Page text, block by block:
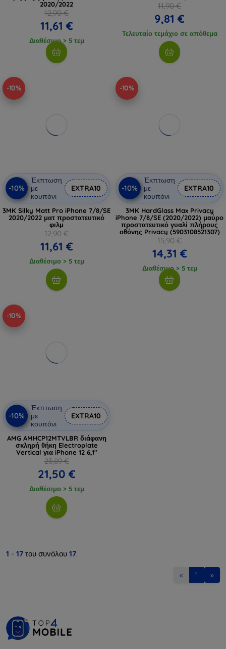
2020/2022
12,90 €
11,61 €
Διαθέσιμο > 5 τεμ
11,90 €
9,81 €
Τελευταίο τεμάχιο σε απόθεμα
-10%
-10%
Έκπτωση
με
κουπόνι
EXTRA10
3MK Silky Matt Pro iPhone 7/8/SE
2020/2022 ματ προστατευτικό
φιλμ
12,90 €
11,61 €
Διαθέσιμο > 5 τεμ
-10%
-10%
Έκπτωση
με
κουπόνι
EXTRA10
3MK HardGlass Max Privacy
iPhone 7/8/SE (2020/2022) μαύρο
προστατευτικό γυαλί πλήρους
οθόνης Privacy (5903108521307)
15,90 €
14,31 €
Διαθέσιμο > 5 τεμ
-10%
-10%
Έκπτωση
με
κουπόνι
EXTRA10
AMG AMHCP12MTVLBR διάφανη
σκληρή θήκη Electroplate
Vertical για iPhone 12 6,1"
23,89 €
21,50 €
Διαθέσιμο > 5 τεμ
1 - 17 του συνόλου 17.
« 1 »